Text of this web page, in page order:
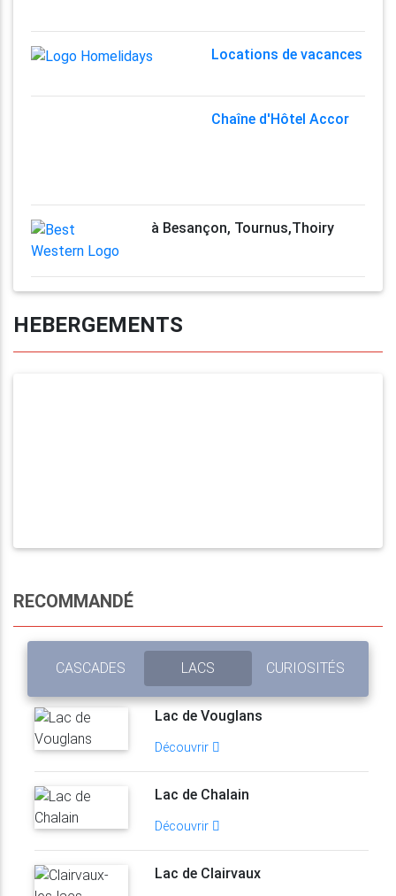
Locations de vacances
Chaîne d'Hôtel Accor
à Besançon, Tournus,Thoiry
HEBERGEMENTS
RECOMMANDÉ
CASCADES LACS CURIOSITÉS
Lac de Vouglans
Découvrir
Lac de Chalain
Découvrir
Lac de Clairvaux